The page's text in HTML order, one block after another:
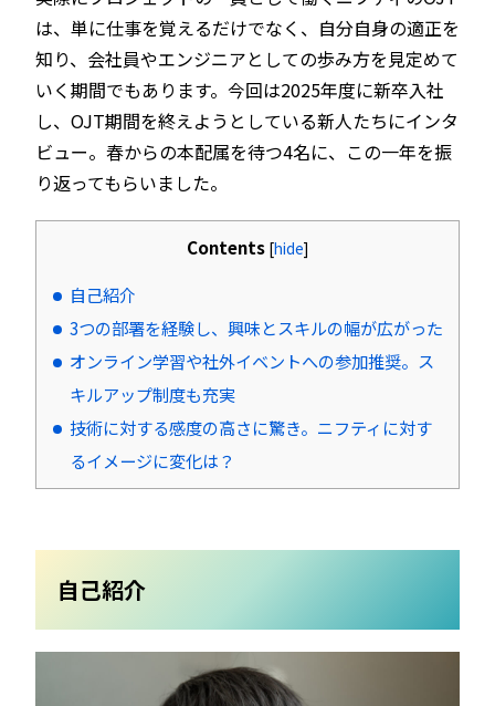
は、単に仕事を覚えるだけでなく、自分自身の適正を
知り、会社員やエンジニアとしての歩み方を見定めて
いく期間でもあります。今回は2025年度に新卒入社
し、OJT期間を終えようとしている新人たちにインタ
ビュー。春からの本配属を待つ4名に、この一年を振
り返ってもらいました。
Contents [hide]
自己紹介
3つの部署を経験し、興味とスキルの幅が広がった
オンライン学習や社外イベントへの参加推奨。ス
キルアップ制度も充実
技術に対する感度の高さに驚き。ニフティに対す
るイメージに変化は？
自己紹介